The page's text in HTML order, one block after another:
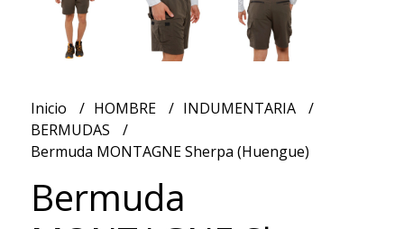
Inicio HOMBRE
INDUMENTARIA
BERMUDAS
Bermuda MONTAGNE Sherpa (Huengue)
Bermuda